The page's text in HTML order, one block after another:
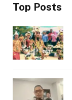
Top Posts